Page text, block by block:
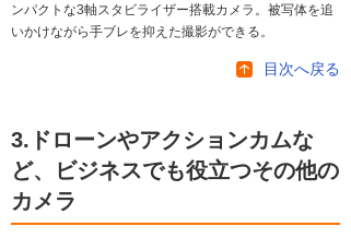
ンパクトな3軸スタビライザー搭載カメラ。被写体を追
いかけながら手ブレを抑えた撮影ができる。
目次へ戻る
3.ドローンやアクションカムな
ど、ビジネスでも役立つその他の
カメラ